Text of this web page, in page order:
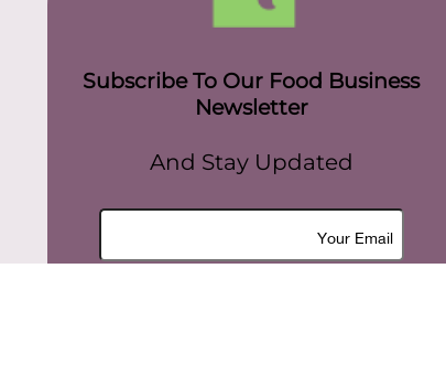
Subscribe To Our Food Business
Newsletter
And Stay Updated